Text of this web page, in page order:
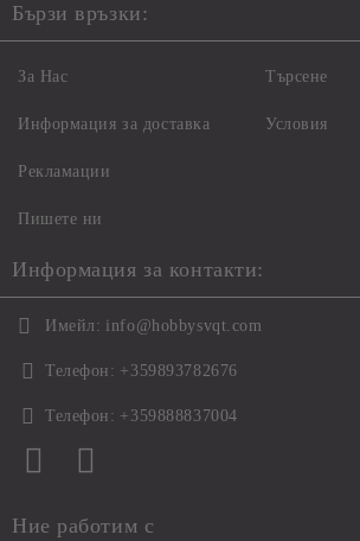
Бързи връзки:
За Нас
Информация за доставка
Рекламации
Пишете ни
Търсене
Условия
Информация за контакти:
Имейл: info@hobbysvqt.com
Телефон: +359893782676
Телефон: +359888837004
Ние работим с